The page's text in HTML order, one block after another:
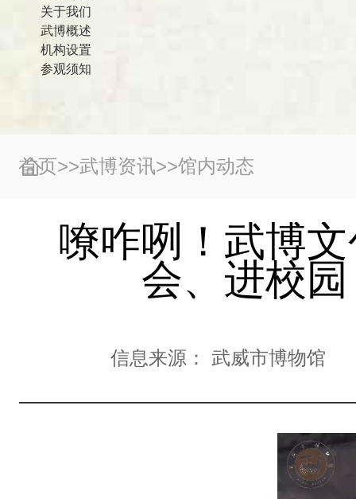
关于我们
武博概述
机构设置
参观须知
首页>>武博资讯>>馆内动态
嘹咋咧！武博
会、进校
信息来源：武威市博物馆